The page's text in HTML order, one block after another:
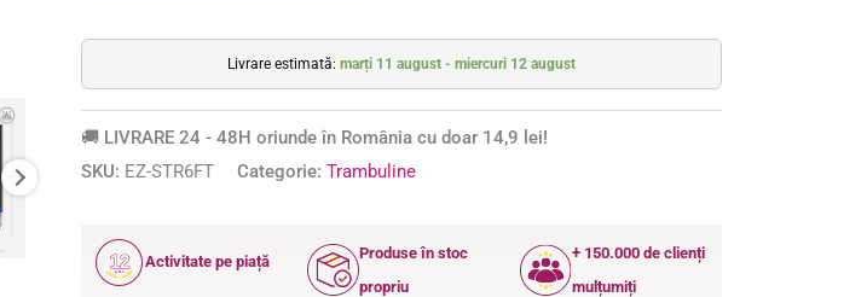
Livrare estimată:marți 11 august - miercuri 12 august
🚚 LIVRARE 24 - 48H oriunde în România cu doar 14,9 lei!
SKU: EZ-STR6FT Categorie:Trambuline
12
ANI
Activitate pe piață
Produse în stoc
propriu
+ 150.000 de clienți
mulțumiți